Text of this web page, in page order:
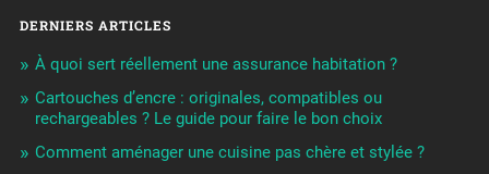
DERNIERS ARTICLES
À quoi sert réellement une assurance habitation ?
Cartouches d’encre : originales, compatibles ou
rechargeables ? Le guide pour faire le bon choix
Comment aménager une cuisine pas chère et stylée ?